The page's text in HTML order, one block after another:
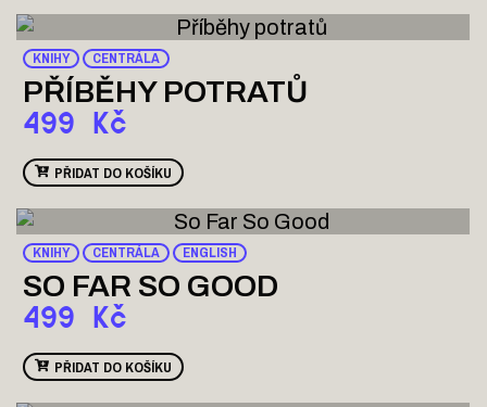
KNIHY CENTRÁLA
PŘÍBĚHY POTRATŮ
499 Kč
PŘIDAT DO KOŠÍKU
KNIHY CENTRÁLA ENGLISH
SO FAR SO GOOD
499 Kč
PŘIDAT DO KOŠÍKU